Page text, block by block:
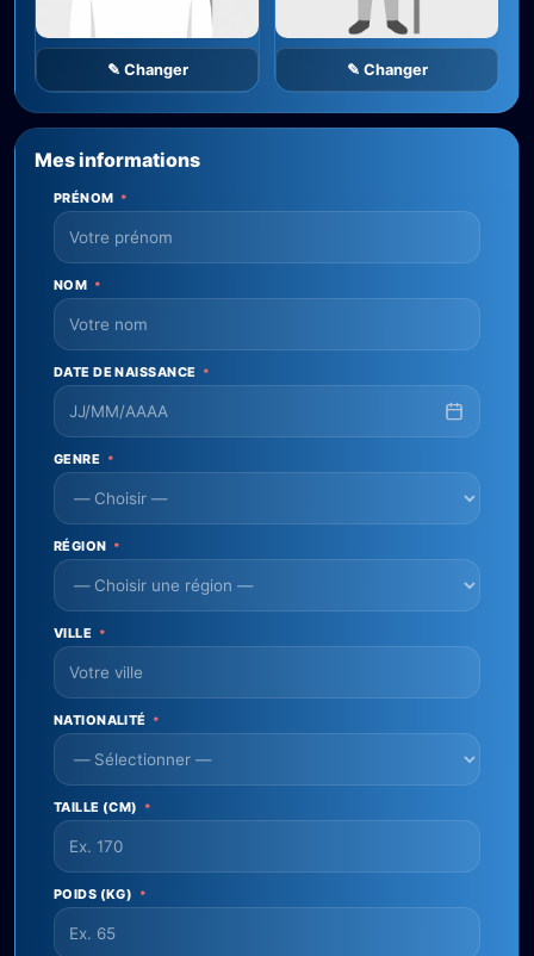
✎ Changer ✎ Changer
Mes informations
PRÉNOM *
NOM *
DATE DE NAISSANCE *
GENRE *
RÉGION *
VILLE *
NATIONALITÉ *
TAILLE (CM) *
POIDS (KG) *